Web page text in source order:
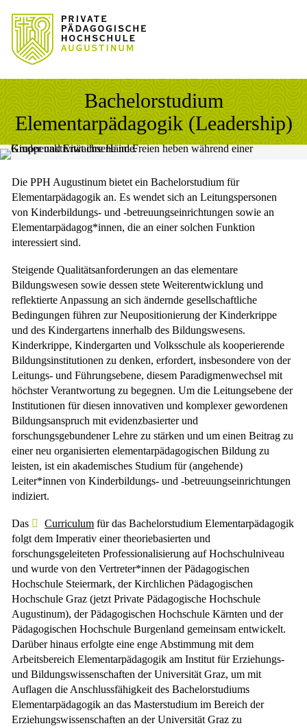
Sprung zum Hauptinhalt
Sprung zur Fusszeile
Bachelorstudium
Elementarpädagogik (Leadership)
Die PPH Augustinum bietet ein Bachelorstudium für
Elementarpädagogik an. Es wendet sich an Leitungspersonen
von Kinderbildungs- und -betreuungseinrichtungen sowie an
Elementarpädagog*innen, die an einer solchen Funktion
interessiert sind.
Steigende Qualitätsanforderungen an das elementare
Bildungswesen sowie dessen stete Weiterentwicklung und
reflektierte Anpassung an sich ändernde gesellschaftliche
Bedingungen führen zur Neupositionierung der Kinderkrippe
und des Kindergartens innerhalb des Bildungswesens.
Kinderkrippe, Kindergarten und Volksschule als kooperierende
Bildungsinstitutionen zu denken, erfordert, insbesondere von der
Leitungs- und Führungsebene, diesem Paradigmenwechsel mit
höchster Verantwortung zu begegnen. Um die Leitungsebene der
Institutionen für diesen innovativen und komplexer gewordenen
Bildungsanspruch mit evidenzbasierter und
forschungsgebundener Lehre zu stärken und um einen Beitrag zu
einer neu organisierten elementarpädagogischen Bildung zu
leisten, ist ein akademisches Studium für (angehende)
Leiter*innen von Kinderbildungs- und -betreuungseinrichtungen
indiziert.
Das Curriculum für das Bachelorstudium Elementarpädagogik
folgt dem Imperativ einer theoriebasierten und
forschungsgeleiteten Professionalisierung auf Hochschulniveau
und wurde von den Vertreter*innen der Pädagogischen
Hochschule Steiermark, der Kirchlichen Pädagogischen
Hochschule Graz (jetzt Private Pädagogische Hochschule
Augustinum), der Pädagogischen Hochschule Kärnten und der
Pädagogischen Hochschule Burgenland gemeinsam entwickelt.
Darüber hinaus erfolgte eine enge Abstimmung mit dem
Arbeitsbereich Elementarpädagogik am Institut für Erziehungs-
und Bildungswissenschaften der Universität Graz, um mit
Auflagen die Anschlussfähigkeit des Bachelorstudiums
Elementarpädagogik an das Masterstudium im Bereich der
Erziehungswissenschaften an der Universität Graz zu